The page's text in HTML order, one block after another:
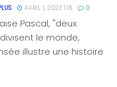
AVRIL 1, 2023 1:16 0
Pascal, "deux
le monde,
illustre une histoire